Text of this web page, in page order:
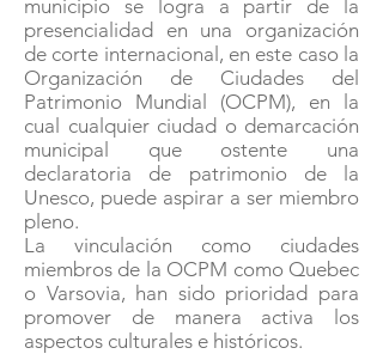
municipio se logra a partir de la
presencialidad en una organización
de corte internacional, en este caso la
Organización de Ciudades del
Patrimonio Mundial (OCPM), en la
cual cualquier ciudad o demarcación
municipal que ostente una
declaratoria de patrimonio de la
Unesco, puede aspirar a ser miembro
pleno.
La vinculación como ciudades
miembros de la OCPM como Quebec
o Varsovia, han sido prioridad para
promover de manera activa los
aspectos culturales e históricos.